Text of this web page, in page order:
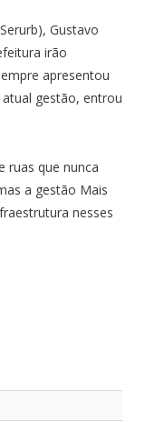
Gustavo
irão
apresentou
gestão, entrou
ruas que nunca
a gestão Mais
nesses